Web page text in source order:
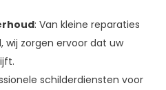
: Van kleine reparaties
wij zorgen ervoor dat uw
schilderdiensten voor